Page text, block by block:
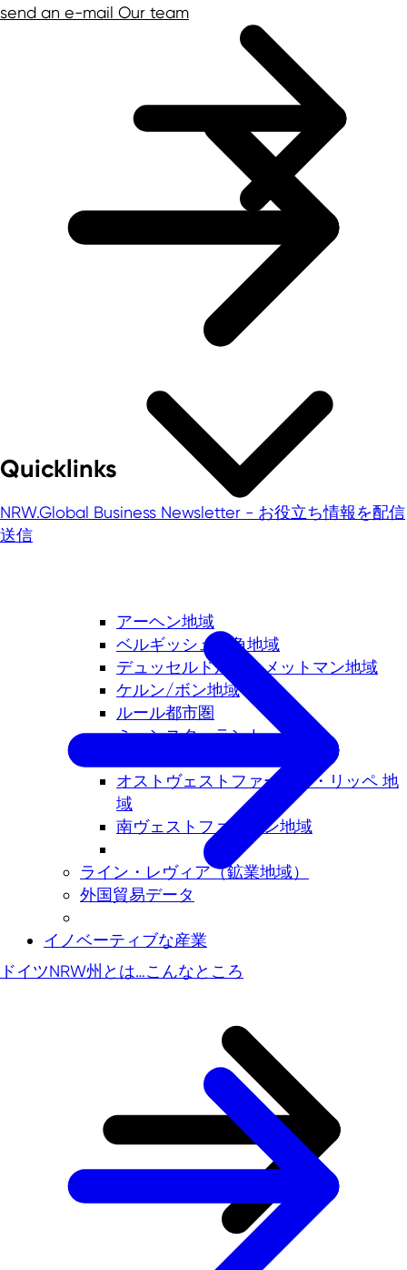
アーヘン地域
ベルギッシュ三角地域
デュッセルドルフ・メットマン地域
ケルン/ボン地域
ルール都市圏
ミュンスターラント
オストヴェストファーレン・リッペ 地
域
南ヴェストファーレン地域
ライン・レヴィア（鉱業地域）
外国貿易データ
イノベーティブな産業
send an e-mail Our team
Quicklinks
NRW.Global Business Newsletter - お役立ち情報を配信
送信
ドイツNRW州とは…こんなところ